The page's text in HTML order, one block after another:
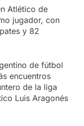
Atlético de
jugador, con
y 82
de fútbol
encuentros
de la liga
Luis Aragonés